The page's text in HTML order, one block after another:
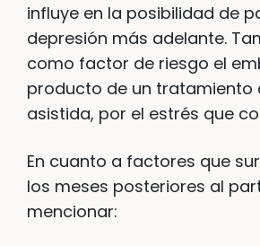
influye en la posibilidad de
depresión más adelante.
como factor de riesgo el
producto de un tratamiento
asistida, por el estrés que
En cuanto a factores que
los meses posteriores al
mencionar: